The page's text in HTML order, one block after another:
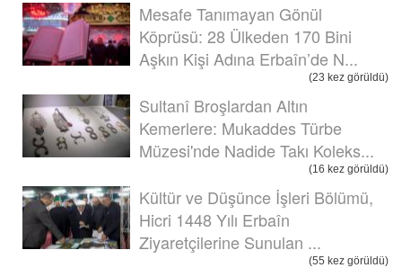
Mesafe Tanımayan Gönül
Köprüsü: 28 Ülkeden 170 Bini
Aşkın Kişi Adına Erbaîn’de N...
(23 kez görüldü)
Sultanî Broşlardan Altın
Kemerlere: Mukaddes Türbe
Müzesi'nde Nadide Takı Koleks...
(16 kez görüldü)
Kültür ve Düşünce İşleri Bölümü,
Hicri 1448 Yılı Erbaîn
Ziyaretçilerine Sunulan ...
(55 kez görüldü)